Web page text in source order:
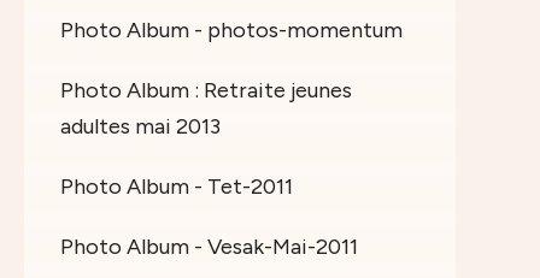
Photo Album - photos-momentum
Photo Album : Retraite jeunes
adultes mai 2013
Photo Album - Tet-2011
Photo Album - Vesak-Mai-2011